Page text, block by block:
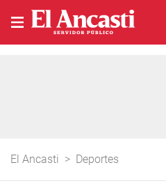
El Ancasti > Deportes